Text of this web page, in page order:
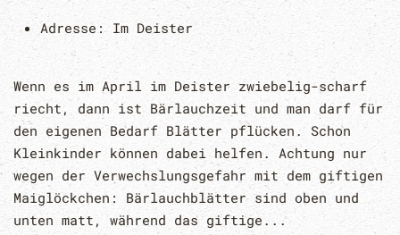
Adresse: Im Deister
Wenn es im April im Deister zwiebelig-scharf
riecht, dann ist Bärlauchzeit und man darf für
den eigenen Bedarf Blätter pflücken. Schon
Kleinkinder können dabei helfen. Achtung nur
wegen der Verwechslungsgefahr mit dem giftigen
Maiglöckchen: Bärlauchblätter sind oben und
unten matt, während das giftige...